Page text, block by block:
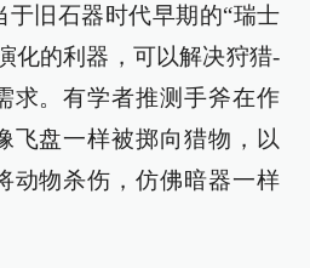
于旧石器时代早期的“瑞士
化的利器，可以解决狩猎-
求。有学者推测手斧在作
飞盘一样被掷向猎物，以
动物杀伤，仿佛暗器一样